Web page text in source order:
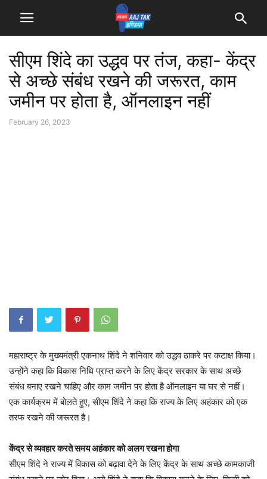
सीएम शिंदे का उद्धव पर तंज, कहा- केंद्र
से अच्छे संबंध रखने की जरूरत, काम
जमीन पर होता है, ऑनलाइन नहीं
February 26, 2023
महाराष्ट्र के मुख्यमंत्री एकनाथ शिंदे ने शनिवार को उद्धव ठाकरे पर कटाक्ष किया।
उन्होंने कहा कि विकास निधि प्राप्त करने के लिए केंद्र सरकार के साथ अच्छे
संबंध बनाए रखने चाहिए और काम जमीन पर होता है ऑनलाइन या घर से नहीं।
एक कार्यक्रम में बोलते हुए, सीएम शिंदे ने कहा कि राज्य के लिए अहंकार को एक
तरफ रखने की जरूरत है।
केंद्र से व्यवहार करते समय अहंकार को अलग रखना होगा
सीएम शिंदे ने राज्य में विकास को बढ़ावा देने के लिए केंद्र के साथ अच्छे कामकाजी